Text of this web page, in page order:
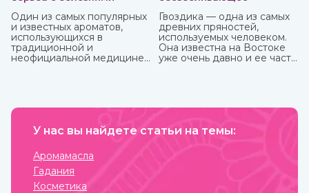
Один из самых популярных
и известных ароматов,
использующихся в
традиционной и
неофициальной медицине,
Антибактериальный и
этого миртового дерева,
хвойным, известен очень
давно.
Гвоздика — одна из самых
древних пряностей,
используемых человеком.
Она известна на Востоке
уже очень давно и ее часто
У нас вы найдете статьи на темы:
Аромамасла
Гадания
Косметика